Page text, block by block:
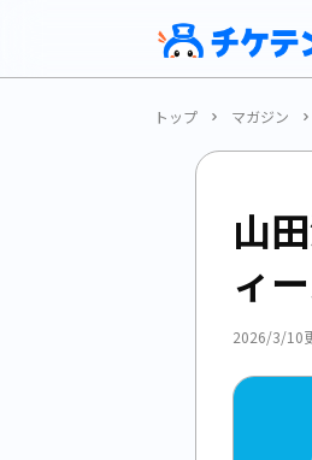
トップ マガジン
山
ィ
2026/3/10